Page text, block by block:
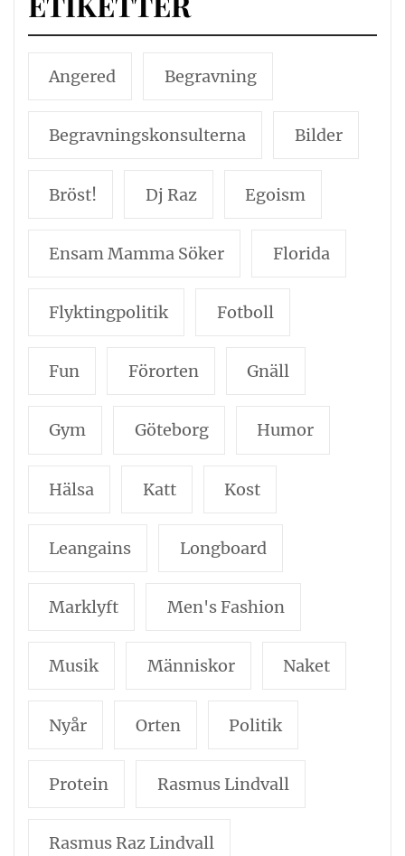
Angered Begravning
Begravningskonsulterna Bilder
Bröst! Dj Raz Egoism
Ensam Mamma Söker Florida
Flyktingpolitik Fotboll
Fun Förorten Gnäll
Gym Göteborg Humor
Hälsa Katt Kost
Leangains Longboard
Marklyft Men's Fashion
Musik Människor Naket
Nyår Orten Politik
Protein Rasmus Lindvall
Rasmus Raz Lindvall